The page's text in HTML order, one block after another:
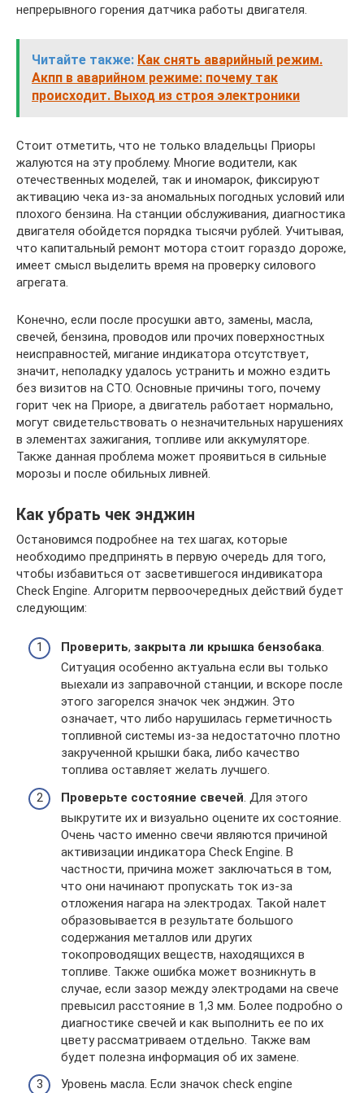
непрерывного горения датчика работы двигателя.
Читайте также: Как снять аварийный режим.
Акпп в аварийном режиме: почему так
происходит. Выход из строя электроники
Стоит отметить, что не только владельцы Приоры
жалуются на эту проблему. Многие водители, как
отечественных моделей, так и иномарок, фиксируют
активацию чека из-за аномальных погодных условий или
плохого бензина. На станции обслуживания, диагностика
двигателя обойдется порядка тысячи рублей. Учитывая,
что капитальный ремонт мотора стоит гораздо дороже,
имеет смысл выделить время на проверку силового
агрегата.
Конечно, если после просушки авто, замены, масла,
свечей, бензина, проводов или прочих поверхностных
неисправностей, мигание индикатора отсутствует,
значит, неполадку удалось устранить и можно ездить
без визитов на СТО. Основные причины того, почему
горит чек на Приоре, а двигатель работает нормально,
могут свидетельствовать о незначительных нарушениях
в элементах зажигания, топливе или аккумуляторе.
Также данная проблема может проявиться в сильные
морозы и после обильных ливней.
Как убрать чек энджин
Остановимся подробнее на тех шагах, которые
необходимо предпринять в первую очередь для того,
чтобы избавиться от засветившегося индивикатора
Check Engine. Алгоритм первоочередных действий будет
следующим:
Проверить, закрыта ли крышка бензобака.
Ситуация особенно актуальна если вы только
выехали из заправочной станции, и вскоре после
этого загорелся значок чек энджин. Это
означает, что либо нарушилась герметичность
топливной системы из-за недостаточно плотно
закрученной крышки бака, либо качество
топлива оставляет желать лучшего.
Проверьте состояние свечей. Для этого
выкрутите их и визуально оцените их состояние.
Очень часто именно свечи являются причиной
активизации индикатора Check Engine. В
частности, причина может заключаться в том,
что они начинают пропускать ток из-за
отложения нагара на электродах. Такой налет
образовывается в результате большого
содержания металлов или других
токопроводящих веществ, находящихся в
топливе. Также ошибка может возникнуть в
случае, если зазор между электродами на свече
превысил расстояние в 1,3 мм. Более подробно о
диагностике свечей и как выполнить ее по их
цвету рассматриваем отдельно. Также вам
будет полезна информация об их замене.
Уровень масла. Если значок check engine